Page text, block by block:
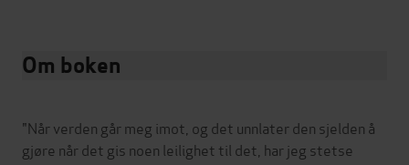
Om boken
"Når verden går meg imot, og det unnlater den sjelden å
gjøre når det gis noen leilighet til det, har jeg stetse